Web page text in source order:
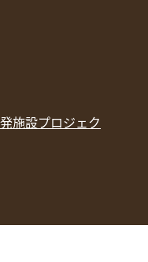
施設プロジェク